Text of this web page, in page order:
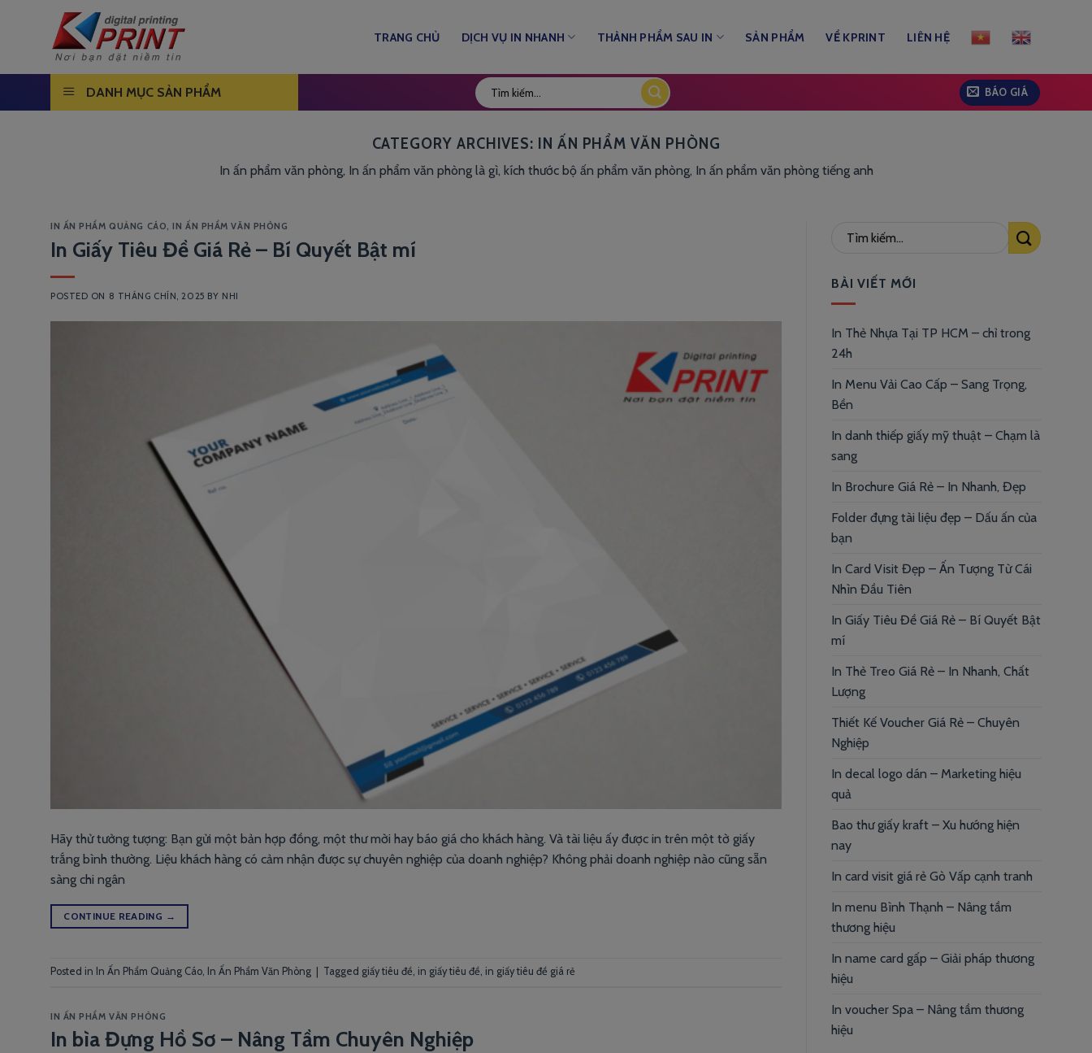
TRANG CHỦ DỊCH VỤ IN NHANH THÀNH PHẨM SAU IN SẢN PHẨM VỀ KPRINT LIÊN HỆ
DANH MỤC SẢN PHẨM BÁO GIÁ
CATEGORY ARCHIVES: IN ẤN PHẨM VĂN PHÒNG
In ấn phẩm văn phòng, In ấn phẩm văn phòng là gì, kích thước bộ ấn phẩm văn phòng, In ấn phẩm văn phòng tiếng anh
IN ẤN PHẨM QUẢNG CÁO,IN ẤN PHẨM VĂN PHÒNG
In Giấy Tiêu Đề Giá Rẻ – Bí Quyết Bật mí
POSTED ON 8 THÁNG CHÍN, 2025 BY NHI
Hãy thử tưởng tượng: Bạn gửi một bản hợp đồng, một thư mời hay báo giá cho khách hàng. Và tài liệu ấy được in trên một tờ giấy
trắng bình thường. Liệu khách hàng có cảm nhận được sự chuyên nghiệp của doanh nghiệp? Không phải doanh nghiệp nào cũng sẵn
sàng chi ngân
CONTINUE READING →
Posted in In Ấn Phẩm Quảng Cáo In Ấn Phẩm Văn Phòng Tagged giấy tiêu đề in giấy tiêu đề in giấy tiêu đề giá rẻ
IN ẤN PHẨM VĂN PHÒNG
In bìa Đựng Hồ Sơ – Nâng Tầm Chuyên Nghiệp
BÀI VIẾT MỚI
In Thẻ Nhựa Tại TP HCM – chỉ trong
24h
In Menu Vải Cao Cấp – Sang Trọng,
Bền
In danh thiếp giấy mỹ thuật – Chạm là
sang
In Brochure Giá Rẻ – In Nhanh, Đẹp
Folder đựng tài liệu đẹp – Dấu ấn của
bạn
In Card Visit Đẹp – Ấn Tượng Từ Cái
Nhìn Đầu Tiên
In Giấy Tiêu Đề Giá Rẻ – Bí Quyết Bật
mí
In Thẻ Treo Giá Rẻ – In Nhanh, Chất
Lượng
Thiết Kế Voucher Giá Rẻ – Chuyên
Nghiệp
In decal logo dán – Marketing hiệu
quả
Bao thư giấy kraft – Xu hướng hiện
nay
In card visit giá rẻ Gò Vấp cạnh tranh
In menu Bình Thạnh – Nâng tầm
thương hiệu
In name card gấp – Giải pháp thương
hiệu
In voucher Spa – Nâng tầm thương
hiệu